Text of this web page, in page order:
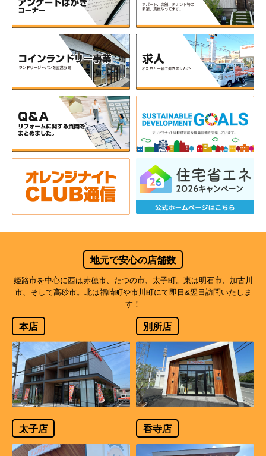
地元で安心の店舗数
姫路市を中心に西は赤穂市、たつの市、太子町。東は明石市、加古川
市、そして高砂市。北は福崎町や市川町にて即日&翌日訪問いたしま
す！
本店 別所店
太子店 香寺店